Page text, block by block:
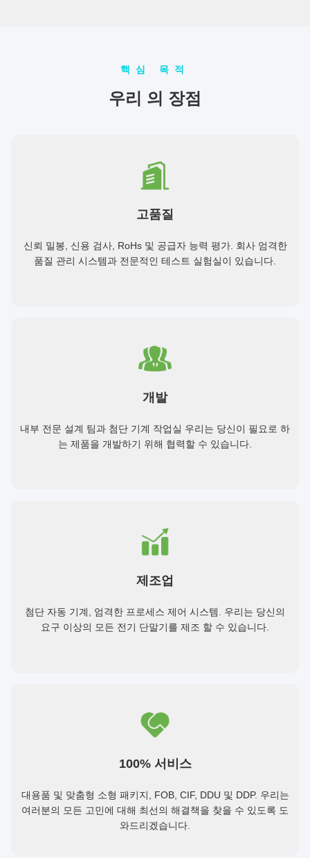
핵심 목적
우리 의 장점
고품질
신뢰 밀봉, 신용 검사, RoHs 및 공급자 능력 평가. 회사 엄격한
품질 관리 시스템과 전문적인 테스트 실험실이 있습니다.
개발
내부 전문 설계 팀과 첨단 기계 작업실 우리는 당신이 필요로 하
는 제품을 개발하기 위해 협력할 수 있습니다.
제조업
첨단 자동 기계, 엄격한 프로세스 제어 시스템. 우리는 당신의
요구 이상의 모든 전기 단말기를 제조 할 수 있습니다.
100% 서비스
대용품 및 맞춤형 소형 패키지, FOB, CIF, DDU 및 DDP. 우리는
여러분의 모든 고민에 대해 최선의 해결책을 찾을 수 있도록 도
와드리겠습니다.